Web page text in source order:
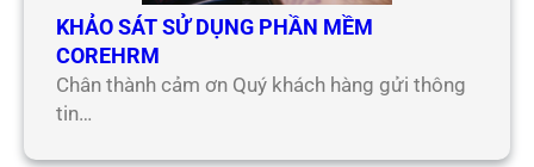
KHẢO SÁT SỬ DỤNG PHẦN MỀM
COREHRM
Chân thành cảm ơn Quý khách hàng gửi thông
tin…